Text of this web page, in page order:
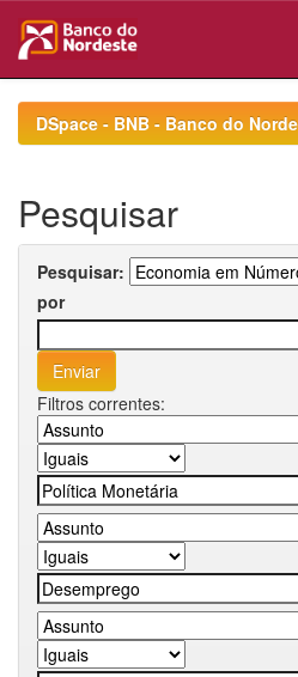
navigationDSpace - BNB - Banco do
Pesquisar
Pesquisar:
por
Filtros correntes: